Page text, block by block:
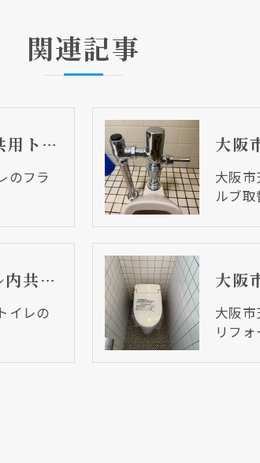
関連記事
大阪市天王寺区 商業施設の共用トイレのフラッシュバルブ取替リフォーム工事
のフラ
大阪
ルブ
大阪市天王寺区 オフィスビル内共用トイレのフラッシュバルブ取替工事
イレの
大阪
リフ
クでチラシのページにジャンプします
クでチラシのページにジャンプします